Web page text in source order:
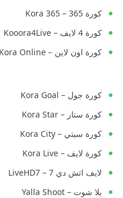
كورة 365 – Kora 365
كورة 4 لايف – Kooora4Live
كورة اون لاين – Kora Online
كورة جول – Kora Goal
كورة ستار – Kora Star
كورة سيتي – Kora City
كورة لايف – Kora Live
لايف اتش دي 7 – LiveHD7
يلا شوت – Yalla Shoot